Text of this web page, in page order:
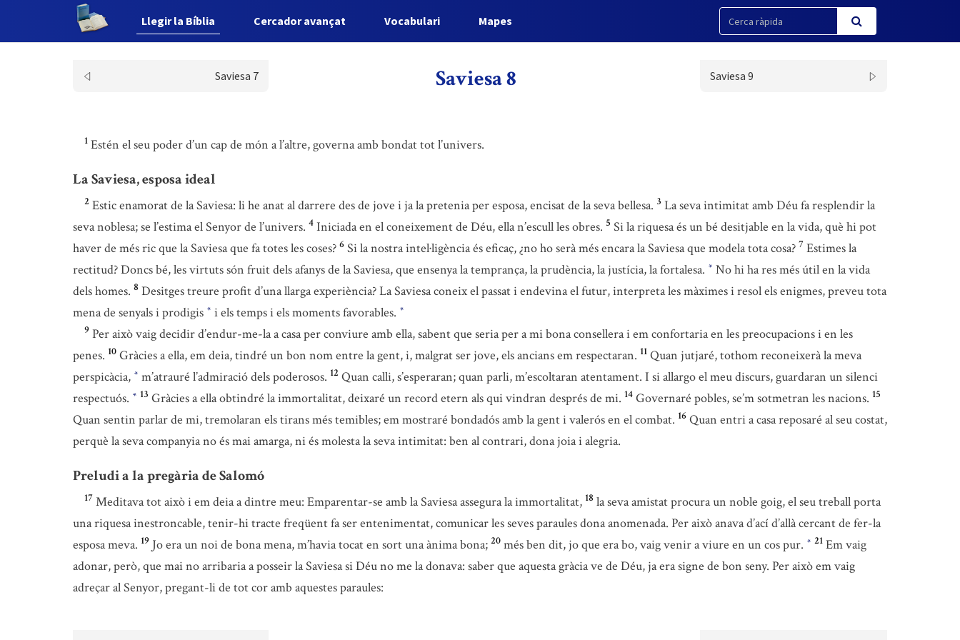
Llegir la Bíblia Cercador avançat Vocabulari Mapes
Saviesa 7 Saviesa 8 Saviesa 9
1 Estén el seu poder d’un cap de món a l’altre, governa amb bondat tot l’univers.
La Saviesa, esposa ideal
2 Estic enamorat de la Saviesa: li he anat al darrere des de jove i ja la pretenia per esposa, encisat de la seva bellesa. 3 La seva intimitat amb Déu fa resplendir la
seva noblesa; se l’estima el Senyor de l’univers. 4 Iniciada en el coneixement de Déu, ella n’escull les obres. 5 Si la riquesa és un bé desitjable en la vida, què hi pot
haver de més ric que la Saviesa que fa totes les coses? 6 Si la nostra intel·ligència és eficaç, ¿no ho serà més encara la Saviesa que modela tota cosa? 7 Estimes la
rectitud? Doncs bé, les virtuts són fruit dels afanys de la Saviesa, que ensenya la temprança, la prudència, la justícia, la fortalesa. * No hi ha res més útil en la vida
dels homes. 8 Desitges treure profit d’una llarga experiència? La Saviesa coneix el passat i endevina el futur, interpreta les màximes i resol els enigmes, preveu tota
mena de senyals i prodigis * i els temps i els moments favorables. *
9 Per això vaig decidir d’endur-me-la a casa per conviure amb ella, sabent que seria per a mi bona consellera i em confortaria en les preocupacions i en les
penes. 10 Gràcies a ella, em deia, tindré un bon nom entre la gent, i, malgrat ser jove, els ancians em respectaran. 11 Quan jutjaré, tothom reconeixerà la meva
perspicàcia, * m’atrauré l’admiració dels poderosos. 12 Quan calli, s’esperaran; quan parli, m’escoltaran atentament. I si allargo el meu discurs, guardaran un silenci
respectuós. * 13 Gràcies a ella obtindré la immortalitat, deixaré un record etern als qui vindran després de mi. 14 Governaré pobles, se’m sotmetran les nacions. 15
Quan sentin parlar de mi, tremolaran els tirans més temibles; em mostraré bondadós amb la gent i valerós en el combat. 16 Quan entri a casa reposaré al seu costat,
perquè la seva companyia no és mai amarga, ni és molesta la seva intimitat: ben al contrari, dona joia i alegria.
Preludi a la pregària de Salomó
17 Meditava tot això i em deia a dintre meu: Emparentar-se amb la Saviesa assegura la immortalitat, 18 la seva amistat procura un noble goig, el seu treball porta
una riquesa inestroncable, tenir-hi tracte freqüent fa ser entenimentat, comunicar les seves paraules dona anomenada. Per això anava d’ací d’allà cercant de fer-la
esposa meva. 19 Jo era un noi de bona mena, m’havia tocat en sort una ànima bona; 20 més ben dit, jo que era bo, vaig venir a viure en un cos pur. * 21 Em vaig
adonar, però, que mai no arribaria a posseir la Saviesa si Déu no me la donava: saber que aquesta gràcia ve de Déu, ja era signe de bon seny. Per això em vaig
adreçar al Senyor, pregant-li de tot cor amb aquestes paraules: